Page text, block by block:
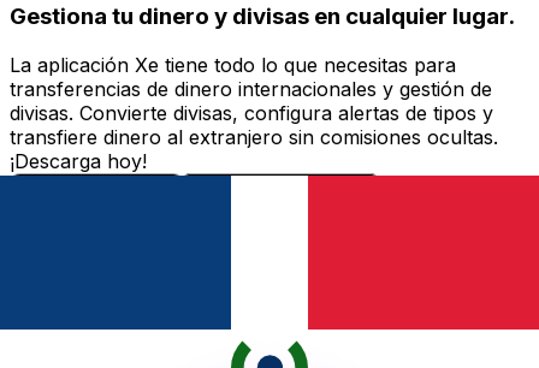
Gestiona tu dinero y divisas en cualquier lugar.
La aplicación Xe tiene todo lo que necesitas para
transferencias de dinero internacionales y gestión de
divisas. Convierte divisas, configura alertas de tipos y
transfiere dinero al extranjero sin comisiones ocultas.
¡Descarga hoy!